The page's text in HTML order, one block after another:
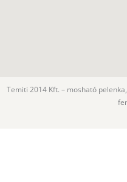
Temiti 2014 Kft. – mosható